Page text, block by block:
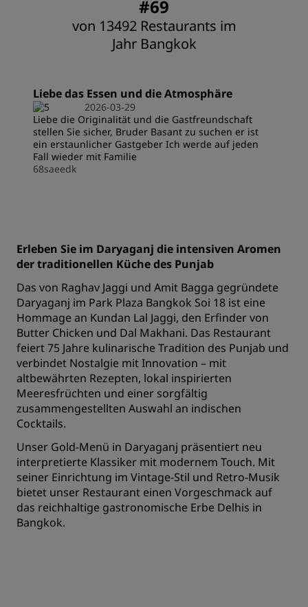
#69
von 13492 Restaurants im
Jahr Bangkok
Liebe das Essen und die Atmosphäre
2026-03-29
Liebe die Originalität und die Gastfreundschaft
stellen Sie sicher, Bruder Basant zu suchen er ist
ein erstaunlicher Gastgeber Ich werde auf jeden
Fall wieder mit Familie
68saeedk
Erleben Sie im Daryaganj die intensiven Aromen
der traditionellen Küche des Punjab
Das von Raghav Jaggi und Amit Bagga gegründete
Daryaganj im Park Plaza Bangkok Soi 18 ist eine
Hommage an Kundan Lal Jaggi, den Erfinder von
Butter Chicken und Dal Makhani. Das Restaurant
feiert 75 Jahre kulinarische Tradition des Punjab und
verbindet Nostalgie mit Innovation – mit
altbewährten Rezepten, lokal inspirierten
Meeresfrüchten und einer sorgfältig
zusammengestellten Auswahl an indischen
Cocktails.
Unser Gold-Menü in Daryaganj präsentiert neu
interpretierte Klassiker mit modernem Touch. Mit
seiner Einrichtung im Vintage-Stil und Retro-Musik
bietet unser Restaurant einen Vorgeschmack auf
das reichhaltige gastronomische Erbe Delhis in
Bangkok.